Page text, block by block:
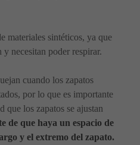
materiales sintéticos, ya que
y necesitan poder respirar.
cuando los zapatos
por lo que es importante
que los zapatos se ajustan
de que haya un espacio de
y el extremo del zapato.